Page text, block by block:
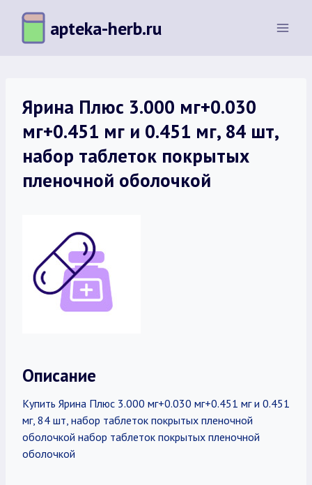
Перейти
содержимому
apteka-herb.ru
Ярина Плюс 3.000 мг+0.030
мг+0.451 мг и 0.451 мг, 84 шт,
набор таблеток покрытых
пленочной оболочкой
Описание
Купить Ярина Плюс 3.000 мг+0.030 мг+0.451 мг и 0.451
мг, 84 шт, набор таблеток покрытых пленочной
оболочкой набор таблеток покрытых пленочной
оболочкой